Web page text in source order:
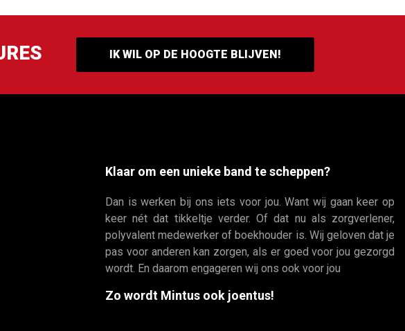
IK WIL OP DE HOOGTE BLIJVEN!
Klaar om een unieke band te scheppen?
Dan is werken bij ons iets voor jou. Want wij gaan keer op
keer nét dat tikkeltje verder. Of dat nu als zorgverlener,
polyvalent medewerker of boekhouder is. Wij geloven dat je
pas voor anderen kan zorgen, als er goed voor jou gezorgd
wordt. En daarom engageren wij ons ook voor jou
Zo wordt Mintus ook joentus!